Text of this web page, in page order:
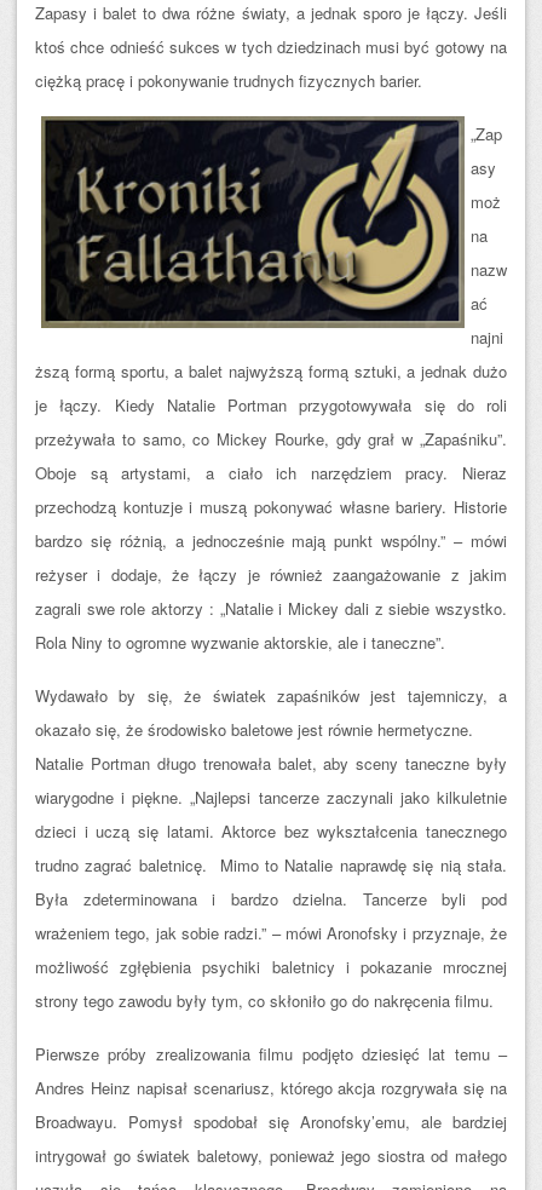
Zapasy i balet to dwa różne światy, a jednak sporo je łączy. Jeśli
ktoś chce odnieść sukces w tych dziedzinach musi być gotowy na
ciężką pracę i pokonywanie trudnych fizycznych barier.
„Zap
asy
moż
na
nazw
ać
najni
ższą formą sportu, a balet najwyższą formą sztuki, a jednak dużo
je łączy. Kiedy Natalie Portman przygotowywała się do roli
przeżywała to samo, co Mickey Rourke, gdy grał w „Zapaśniku”.
Oboje są artystami, a ciało ich narzędziem pracy. Nieraz
przechodzą kontuzje i muszą pokonywać własne bariery. Historie
bardzo się różnią, a jednocześnie mają punkt wspólny.” – mówi
reżyser i dodaje, że łączy je również zaangażowanie z jakim
zagrali swe role aktorzy : „Natalie i Mickey dali z siebie wszystko.
Rola Niny to ogromne wyzwanie aktorskie, ale i taneczne”.
Wydawało by się, że światek zapaśników jest tajemniczy, a
okazało się, że środowisko baletowe jest równie hermetyczne.
Natalie Portman długo trenowała balet, aby sceny taneczne były
wiarygodne i piękne. „Najlepsi tancerze zaczynali jako kilkuletnie
dzieci i uczą się latami. Aktorce bez wykształcenia tanecznego
trudno zagrać baletnicę. Mimo to Natalie naprawdę się nią stała.
Była zdeterminowana i bardzo dzielna. Tancerze byli pod
wrażeniem tego, jak sobie radzi.” – mówi Aronofsky i przyznaje, że
możliwość zgłębienia psychiki baletnicy i pokazanie mrocznej
strony tego zawodu były tym, co skłoniło go do nakręcenia filmu.
Pierwsze próby zrealizowania filmu podjęto dziesięć lat temu –
Andres Heinz napisał scenariusz, którego akcja rozgrywała się na
Broadwayu. Pomysł spodobał się Aronofsky’emu, ale bardziej
intrygował go światek baletowy, ponieważ jego siostra od małego